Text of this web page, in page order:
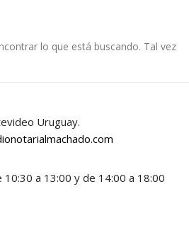
lo que está buscando. Tal vez
Uruguay.
10:30 a 13:00 y de 14:00 a 18:00